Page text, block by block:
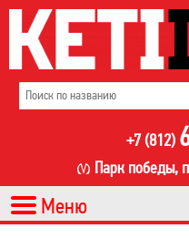
+7 (812)
Парк победы,